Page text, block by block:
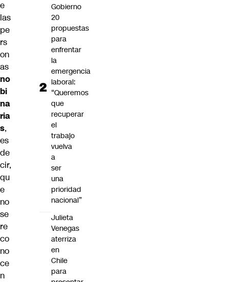
e
las
pe
rs
on
as
no
bi
na
ria
s,
es
de
cir,
qu
e
no
se
re
co
no
ce
n
Gobierno
20
propuestas
para
enfrentar
la
emergencia
laboral:
“Queremos
que
recuperar
el
trabajo
vuelva
a
ser
una
prioridad
nacional”
Julieta
Venegas
aterriza
en
Chile
para